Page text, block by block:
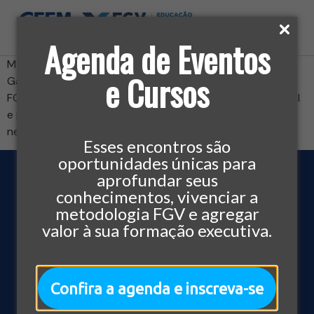
Agenda de Eventos
e Cursos
Esses encontros são
oportunidades únicas para
aprofundar seus
conhecimentos, vivenciar a
metodologia FGV e agregar
valor à sua formação executiva.
Confira a agenda e inscreva-se
Margot Tome, sócia-diretora do Restaurante Santo
Garden e da loja Dani.Holzbach , fala sobre como o MBA
FGV agregou conhecimentos para a sua vida profissional
e pessoal, trazendo oportunidades através do
networking e melhorando seu desempenho na empresa.
Getulio Vargas, a única no país com a certificação ISO
9001:2015 desde 1996 com sede em Caxias do Sul.